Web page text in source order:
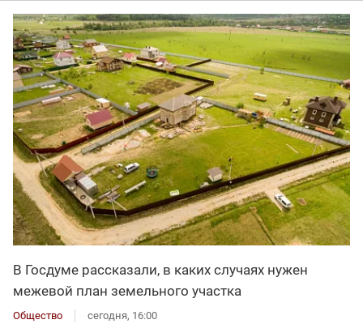
В Госдуме рассказали, в каких случаях нужен
межевой план земельного участка
Общество сегодня, 16:00